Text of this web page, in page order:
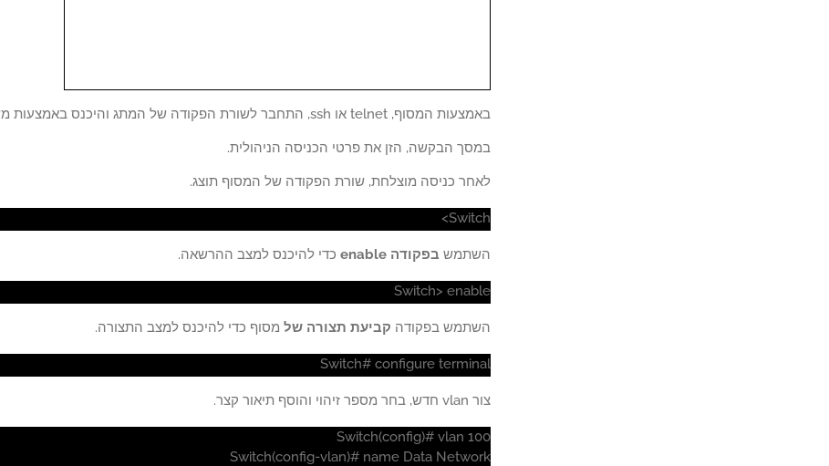
באמצעות המסוף, telnet או ssh, התחבר לשורת הפקודה של המתג והיכנס באמצעות משתמש בעל הרשאות ניהול.
במסך הבקשה, הזן את פרטי הכניסה הניהולית.
לאחר כניסה מוצלחת, שורת הפקודה של המסוף תוצג.
Switch>
השתמש בפקודה enable כדי להיכנס למצב ההרשאה.
Switch> enable
השתמש בפקודה קביעת תצורה של מסוף כדי להיכנס למצב התצורה.
Switch# configure terminal
צור vlan חדש, בחר מספר זיהוי והוסף תיאור קצר.
Switch(config)# vlan 100
Switch(config-vlan)# name Data Network